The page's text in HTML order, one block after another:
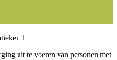
1
uit te voeren van personen met